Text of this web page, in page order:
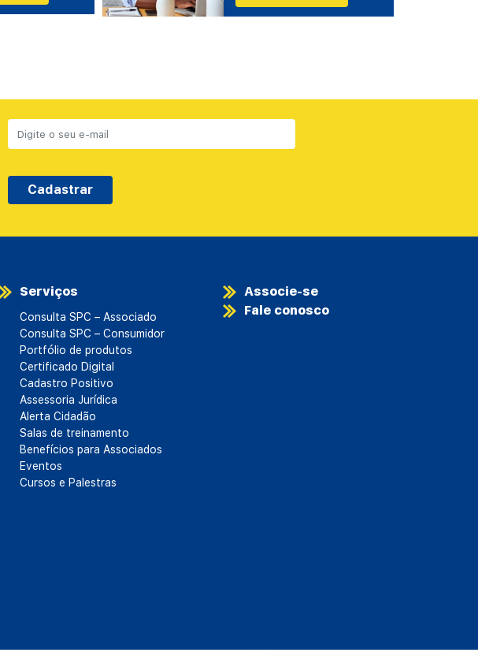
Cadastrar
Serviços
Consulta SPC – Associado
Consulta SPC – Consumidor
Portfólio de produtos
Certificado Digital
Cadastro Positivo
Assessoria Jurídica
Alerta Cidadão
Salas de treinamento
Benefícios para Associados
Eventos
Cursos e Palestras
Associe-se
Fale conosco